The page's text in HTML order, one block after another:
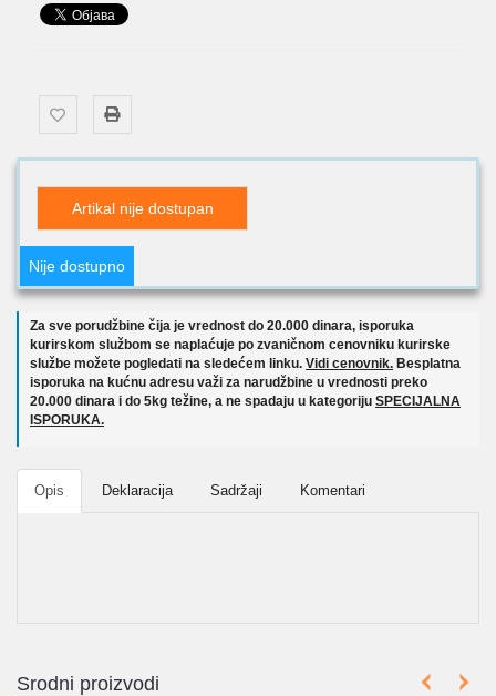
Artikal nije dostupan
Nije dostupno
Za sve porudžbine čija je vrednost do 20.000 dinara, isporuka
kurirskom službom se naplaćuje po zvaničnom cenovniku kurirske
službe možete pogledati na sledećem linku. Vidi cenovnik. Besplatna
isporuka na kućnu adresu važi za narudžbine u vrednosti preko
20.000 dinara i do 5kg težine, a ne spadaju u kategoriju SPECIJALNA
ISPORUKA.
Opis Deklaracija Sadržaji Komentari
Srodni proizvodi